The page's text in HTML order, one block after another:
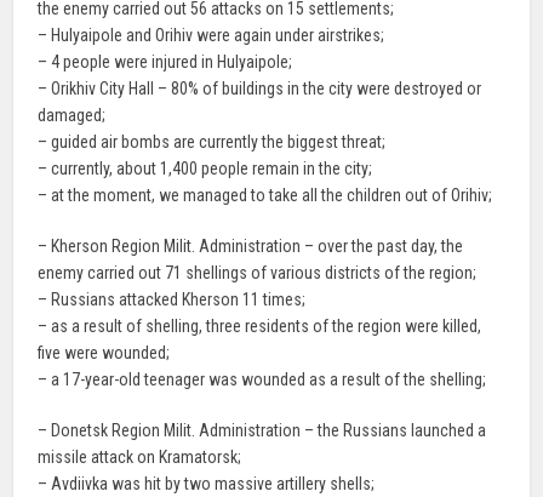
the enemy carried out 56 attacks on 15 settlements;
– Hulyaipole and Orihiv were again under airstrikes;
– 4 people were injured in Hulyaipole;
– Orikhiv City Hall – 80% of buildings in the city were destroyed or
damaged;
– guided air bombs are currently the biggest threat;
– currently, about 1,400 people remain in the city;
– at the moment, we managed to take all the children out of Orihiv;
– Kherson Region Milit. Administration – over the past day, the
enemy carried out 71 shellings of various districts of the region;
– Russians attacked Kherson 11 times;
– as a result of shelling, three residents of the region were killed,
five were wounded;
– a 17-year-old teenager was wounded as a result of the shelling;
– Donetsk Region Milit. Administration – the Russians launched a
missile attack on Kramatorsk;
– Avdiivka was hit by two massive artillery shells;